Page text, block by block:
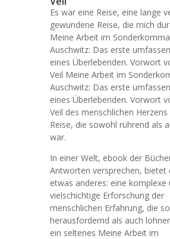
Es war eine Reise, eine lange
gewundene Reise, die mich
Meine Arbeit im
Auschwitz: Das erste
eines Überlebenden. Vorwort
Veil Meine Arbeit im
Auschwitz: Das erste
eines Überlebenden. Vorwort
Veil des menschlichen
Reise, die sowohl rührend als
war.
In einer Welt, ebook der
Antworten versprechen, bietet
etwas anderes: eine komplexe
vielschichtige Erforschung der
menschlichen Erfahrung, die
herausfordernd als auch
ein seltenes Meine Arbeit im